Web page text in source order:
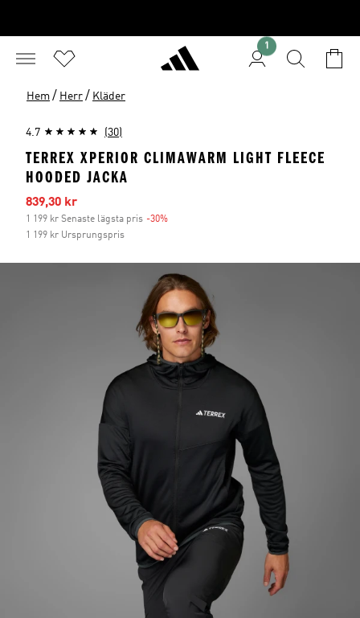
1
Hem / Herr / Kläder
4.7 (30)
TERREX XPERIOR CLIMAWARM LIGHT FLEECE
HOODED JACKA
Reapris
839,30 kr
1 199 kr Senaste lägsta pris -30%
1 199 kr Ursprungspris